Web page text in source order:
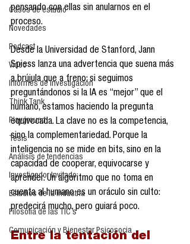
Casos de estudio
Novedades
Podcast
Video
Informes de investigación
Think Tank
Playground
Tesis
Análisis de tendencias
Investigador Invitado
Estudios de la industria
Filosofía de las TIC´s
Comunicación y Bienestar Psicosocia
pensando con ellas sin anularnos en el
proceso.
Desde la Universidad de Stanford, Jann
Spiess lanza una advertencia que suena más
a brújula que a freno: si seguimos
preguntándonos si la IA es “mejor” que el
humano, estamos haciendo la pregunta
equivocada. La clave no es la competencia,
sino la complementariedad. Porque la
inteligencia no se mide en bits, sino en la
capacidad de cooperar, equivocarse y
aprender. Un algoritmo que no toma en
cuenta al humano es un oráculo sin culto:
predecirá mucho, pero guiará poco.
Entre la tentación del